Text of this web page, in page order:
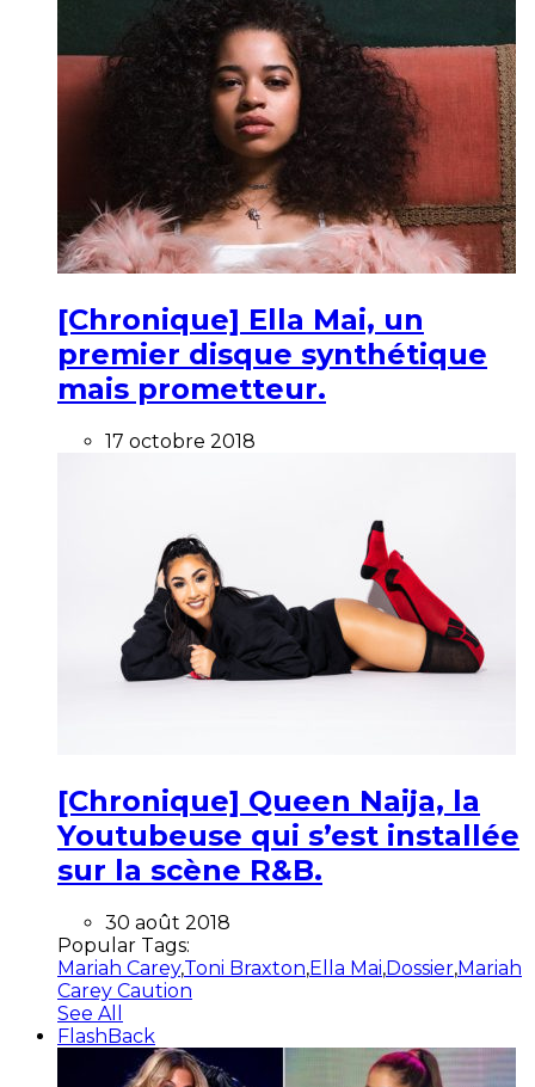
[Chronique] Ella Mai, un
premier disque synthétique
mais prometteur.
17 octobre 2018
[Chronique] Queen Naija, la
Youtubeuse qui s’est installée
sur la scène R&B.
30 août 2018
Popular Tags:
Mariah Carey,Toni Braxton,Ella Mai,Dossier,Mariah
Carey Caution
See All
FlashBack